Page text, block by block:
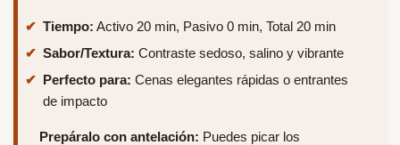
Tiempo: Activo 20 min, Pasivo 0 min, Total 20 min
Sabor/Textura: Contraste sedoso, salino y vibrante
Perfecto para: Cenas elegantes rápidas o entrantes
de impacto
Prepáralo con antelación: Puedes picar los